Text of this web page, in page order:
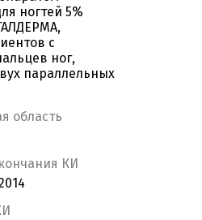
ногтей 5%
с
ног,
параллельных
область
КИ